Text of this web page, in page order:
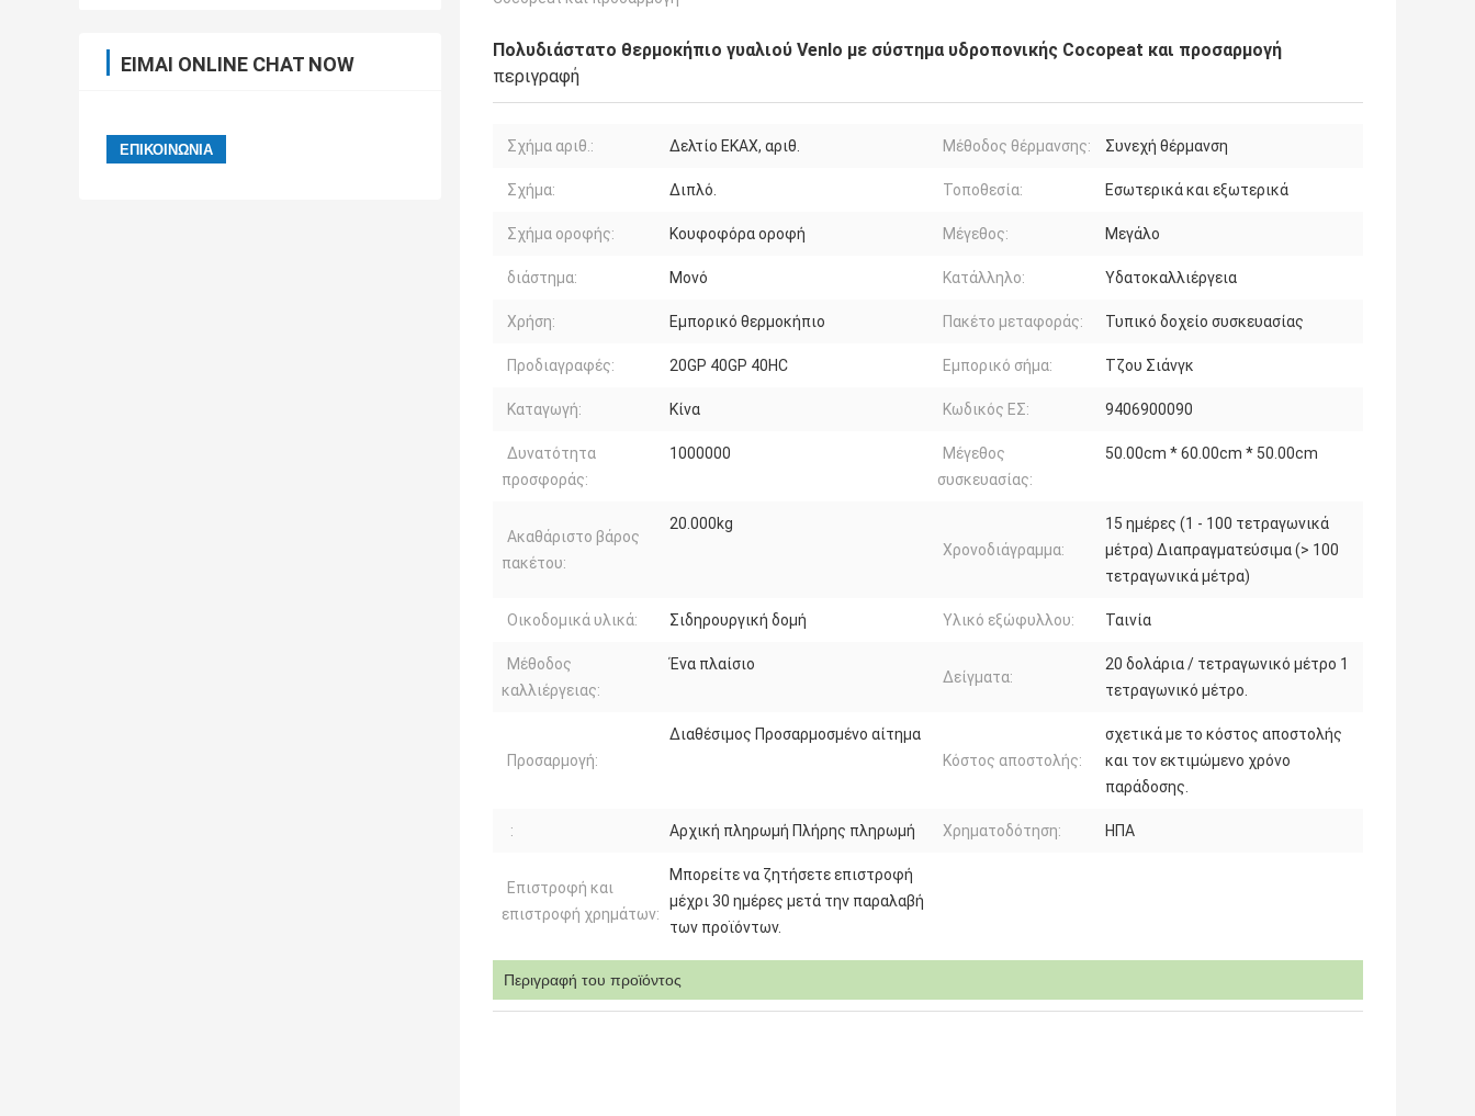
ΕΊΜΑΙ ONLINE CHAT NOW
Πολυδιάστατο θερμοκήπιο γυαλιού Venlo με σύστημα υδροπονικής Cocopeat και προσαρμογή
περιγραφή
Σχήμα αριθ.: Δελτίο ΕΚΑΧ, αριθ. Μέθοδος θέρμανσης: Συνεχή θέρμανση
Σχήμα: Διπλό. Τοποθεσία: Εσωτερικά και εξωτερικά
Σχήμα οροφής: Κουφοφόρα οροφή Μέγεθος: Μεγάλο
διάστημα: Μονό Κατάλληλο: Υδατοκαλλιέργεια
Χρήση: Εμπορικό θερμοκήπιο Πακέτο μεταφοράς: Τυπικό δοχείο συσκευασίας
Προδιαγραφές: 20GP 40GP 40HC Εμπορικό σήμα: Τζου Σιάνγκ
Καταγωγή: Κίνα Κωδικός ΕΣ: 9406900090
Δυνατότητα
προσφοράς:
1000000
Μέγεθος
συσκευασίας:
50.00cm * 60.00cm * 50.00cm
Ακαθάριστο βάρος
πακέτου:
20.000kg
Χρονοδιάγραμμα:
15 ημέρες (1 - 100 τετραγωνικά
μέτρα) Διαπραγματεύσιμα (> 100
τετραγωνικά μέτρα)
Οικοδομικά υλικά: Σιδηρουργική δομή Υλικό εξώφυλλου: Ταινία
Μέθοδος
καλλιέργειας:
Ένα πλαίσιο
Δείγματα:
20 δολάρια / τετραγωνικό μέτρο 1
τετραγωνικό μέτρο.
Προσαρμογή:
Διαθέσιμος Προσαρμοσμένο αίτημα
Κόστος αποστολής:
σχετικά με το κόστος αποστολής
και τον εκτιμώμενο χρόνο
παράδοσης.
: Αρχική πληρωμή Πλήρης πληρωμή Χρηματοδότηση: ΗΠΑ
Επιστροφή και
επιστροφή χρημάτων:
Μπορείτε να ζητήσετε επιστροφή
μέχρι 30 ημέρες μετά την παραλαβή
των προϊόντων.
Περιγραφή του προϊόντος